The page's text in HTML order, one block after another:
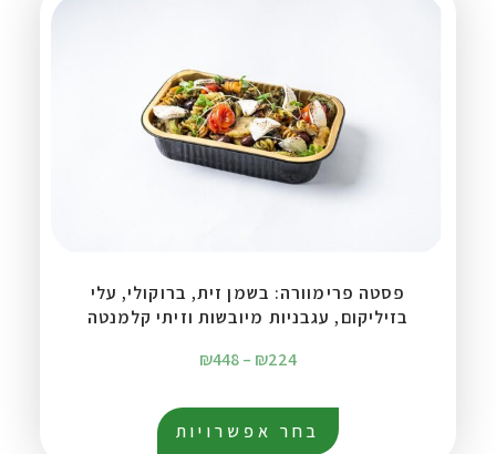
פסטה פרימוורה: בשמן זית, ברוקולי, עלי
בזיליקום, עגבניות מיובשות וזיתי קלמנטה
₪224
–
₪448
בחר אפשרויות